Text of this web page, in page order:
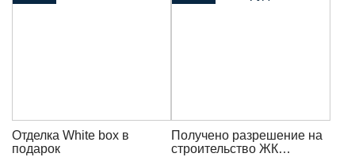
Отделка White box в
подарок
Получено разрешение на
строительство ЖК